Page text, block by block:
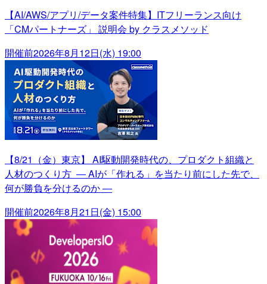
【AI/AWS/アプリ/データ案件特集】ITフリーランス向け
「CMパートナーズ」 説明会 by クラスメソッド
開催前2026年8月12日(水) 19:00
【8/21（金）東京】 AI駆動開発時代の、プロダクト組織と
人材のつくり方 ― AIが「作れる」を当たり前にした先で、
何が勝負を分けるのか ―
開催前2026年8月21日(金) 15:00